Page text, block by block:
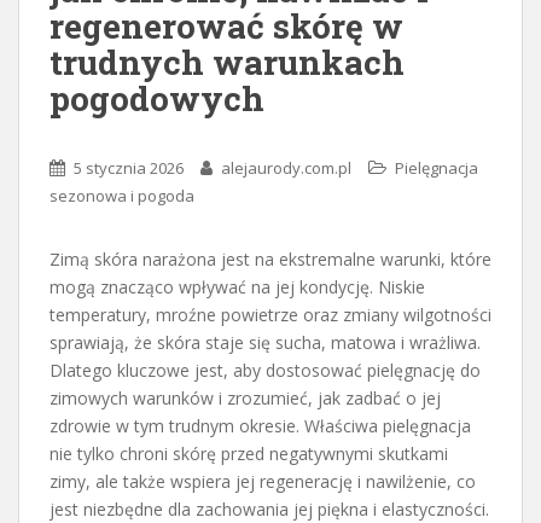
regenerować skórę w
trudnych warunkach
pogodowych
5 stycznia 2026 alejaurody.com.pl
Pielęgnacja
sezonowa i pogoda
Zimą skóra narażona jest na ekstremalne warunki, które
mogą znacząco wpływać na jej kondycję. Niskie
temperatury, mroźne powietrze oraz zmiany wilgotności
sprawiają, że skóra staje się sucha, matowa i wrażliwa.
Dlatego kluczowe jest, aby dostosować pielęgnację do
zimowych warunków i zrozumieć, jak zadbać o jej
zdrowie w tym trudnym okresie. Właściwa pielęgnacja
nie tylko chroni skórę przed negatywnymi skutkami
zimy, ale także wspiera jej regenerację i nawilżenie, co
jest niezbędne dla zachowania jej piękna i elastyczności.